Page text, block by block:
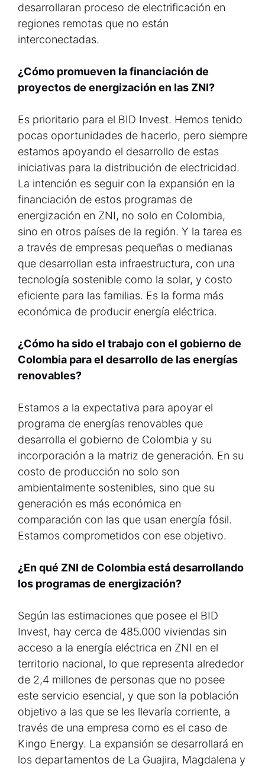
desarrollaran proceso de electrificación en
regiones remotas que no están
interconectadas.
¿Cómo promueven la financiación de
proyectos de energización en las ZNI?
Es prioritario para el BID Invest. Hemos tenido
pocas oportunidades de hacerlo, pero siempre
estamos apoyando el desarrollo de estas
iniciativas para la distribución de electricidad.
La intención es seguir con la expansión en la
financiación de estos programas de
energización en ZNI, no solo en Colombia,
sino en otros países de la región. Y la tarea es
a través de empresas pequeñas o medianas
que desarrollan esta infraestructura, con una
tecnología sostenible como la solar, y costo
eficiente para las familias. Es la forma más
económica de producir energía eléctrica.
¿Cómo ha sido el trabajo con el gobierno de
Colombia para el desarrollo de las energías
renovables?
Estamos a la expectativa para apoyar el
programa de energías renovables que
desarrolla el gobierno de Colombia y su
incorporación a la matriz de generación. En su
costo de producción no solo son
ambientalmente sostenibles, sino que su
generación es más económica en
comparación con las que usan energía fósil.
Estamos comprometidos con ese objetivo.
¿En qué ZNI de Colombia está desarrollando
los programas de energización?
Según las estimaciones que posee el BID
Invest, hay cerca de 485.000 viviendas sin
acceso a la energía eléctrica en ZNI en el
territorio nacional, lo que representa alrededor
de 2,4 millones de personas que no posee
este servicio esencial, y que son la población
objetivo a las que se les llevaría corriente, a
través de una empresa como es el caso de
Kingo Energy. La expansión se desarrollará en
los departamentos de La Guajira, Magdalena y